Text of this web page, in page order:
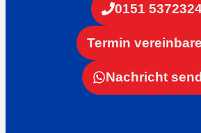
0151
Termin
Nachricht